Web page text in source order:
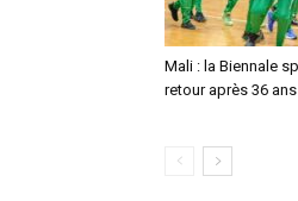
Mali : la Biennale
retour après 36